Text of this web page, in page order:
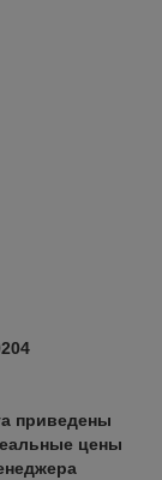
приведены
цены